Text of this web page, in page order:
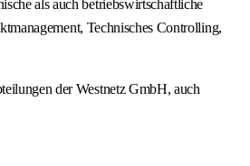
als auch betriebswirtschaftliche
Technisches Controlling,
der Westnetz GmbH, auch